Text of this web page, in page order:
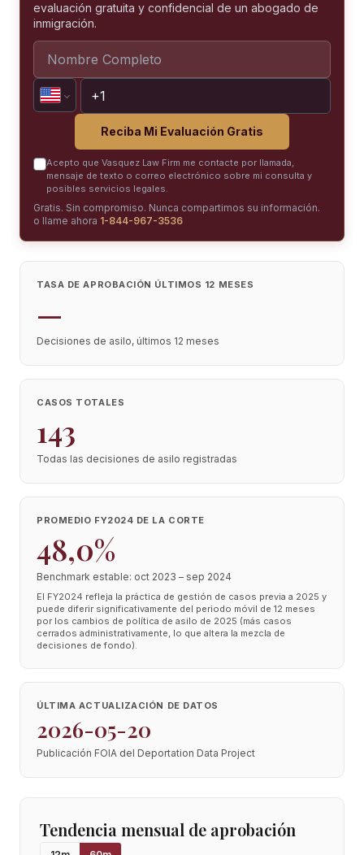
evaluación gratuita y confidencial de un abogado de
inmigración.
Reciba Mi Evaluación Gratis
Acepto que Vasquez Law Firm me contacte por llamada,
mensaje de texto o correo electrónico sobre mi consulta y
posibles servicios legales.
Gratis. Sin compromiso. Nunca compartimos su información.
o llame ahora 1-844-967-3536
TASA DE APROBACIÓN ÚLTIMOS 12 MESES
—
Decisiones de asilo, últimos 12 meses
CASOS TOTALES
143
Todas las decisiones de asilo registradas
PROMEDIO FY2024 DE LA CORTE
48,0%
Benchmark estable: oct 2023 – sep 2024
El FY2024 refleja la práctica de gestión de casos previa a 2025 y
puede diferir significativamente del periodo móvil de 12 meses
por los cambios de política de asilo de 2025 (más casos
cerrados administrativamente, lo que altera la mezcla de
decisiones de fondo).
ÚLTIMA ACTUALIZACIÓN DE DATOS
2026-05-20
Publicación FOIA del Deportation Data Project
Tendencia mensual de aprobación